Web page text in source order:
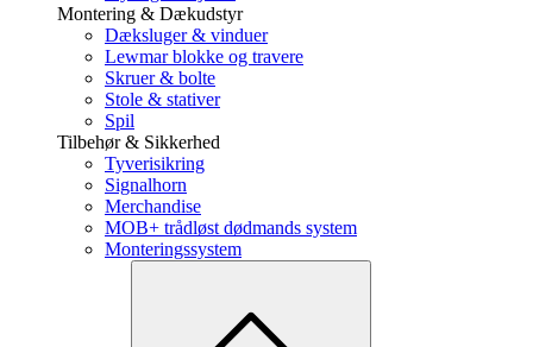
Montering & Dækudstyr
Dæksluger & vinduer
Lewmar blokke og travere
Skruer & bolte
Stole & stativer
Spil
Tilbehør & Sikkerhed
Tyverisikring
Signalhorn
Merchandise
MOB+ trådløst dødmands system
Monteringssystem